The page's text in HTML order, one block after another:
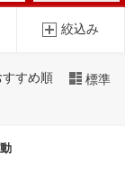
絞込み
すすめ順 標準